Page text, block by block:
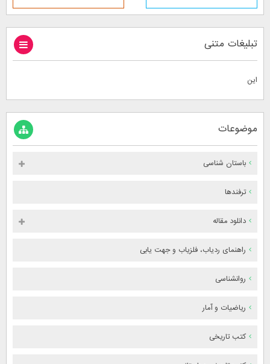
تبلیغات متنی
این
موضوعات
باستان شناسی
ترفندها
دانلود مقاله
راهنمای ردیاب، فلزیاب و جهت یابی
روانشناسی
ریاضیات و آمار
کتب تاریخی